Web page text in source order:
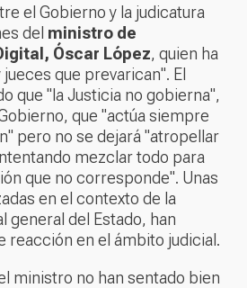
el Gobierno y la judicatura
del ministro de
Óscar López, quien ha
que prevarican". El
que "la Justicia no gobierna",
que "actúa siempre
pero no se dejará "atropellar
mezclar todo para
que no corresponde". Unas
en el contexto de la
general del Estado, han
reacción en el ámbito judicial.
ministro no han sentado bien